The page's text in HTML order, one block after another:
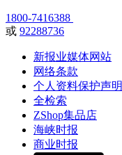
1800-7416388
或 92288736
新报业媒体网站
网络条款
个人资料保护声明
全检索
ZShop集品店
海峡时报
商业时报